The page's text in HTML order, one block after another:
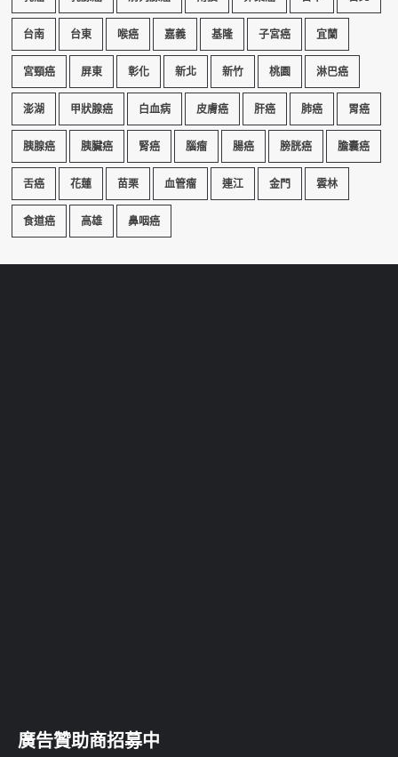
台南 台東 喉癌 嘉義 基隆 子宮癌 宜蘭
宮頸癌 屏東 彰化 新北 新竹 桃園 淋巴癌
澎湖 甲狀腺癌 白血病 皮膚癌 肝癌 肺癌 胃癌
胰腺癌 胰臟癌 腎癌 腦瘤 腸癌 膀胱癌 膽囊癌
舌癌 花蓮 苗栗 血管瘤 連江 金門 雲林
食道癌 高雄 鼻咽癌
廣告贊助商招募中